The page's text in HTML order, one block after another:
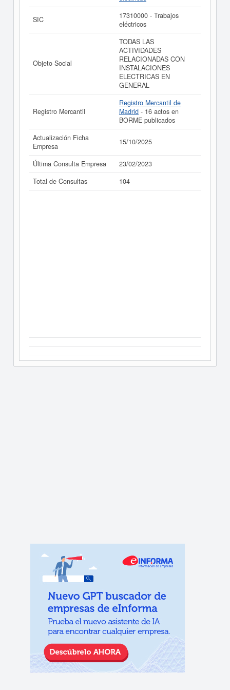
La última actualización del informe de empresa se ha
realizado el 15/10/2025.
SIC
17310000 - Trabajos
eléctricos
Objeto Social
TODAS LAS
ACTIVIDADES
RELACIONADAS CON
INSTALACIONES
ELECTRICAS EN
GENERAL
Registro Mercantil
Registro Mercantil de
Madrid - 16 actos en
BORME publicados
Actualización Ficha
Empresa
15/10/2025
Última Consulta Empresa
23/02/2023
Total de Consultas
104